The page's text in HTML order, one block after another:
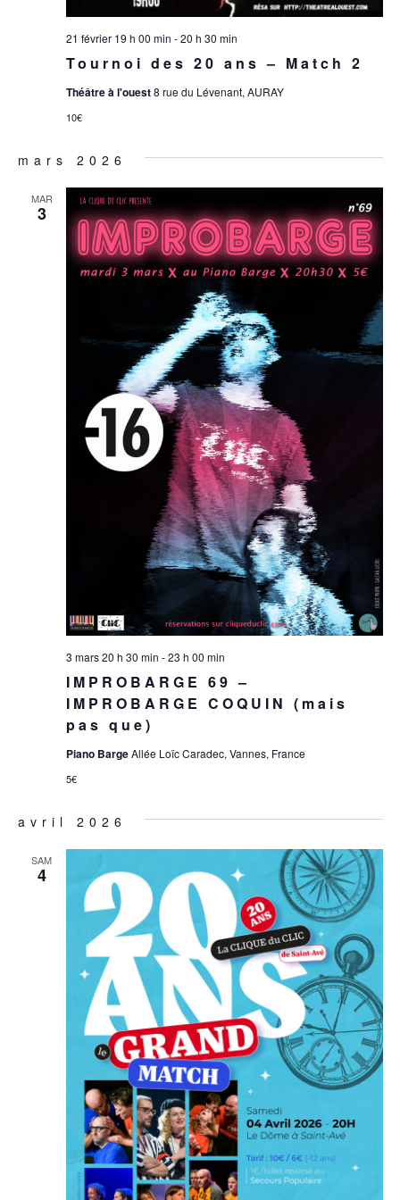
Tournoi des 20 ans – Match 2
21 février 19 h 00 min -20 h 30 min
Théâtre à l'ouest8 rue du Lévenant, AURAY
10€
mars 2026
MAR
3
IMPROBARGE 69 –
IMPROBARGE COQUIN (mais
pas que)
3 mars 20 h 30 min -23 h 00 min
Piano BargeAllée Loïc Caradec, Vannes, France
5€
avril 2026
SAM
4